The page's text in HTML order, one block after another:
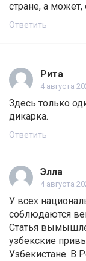
стране, а
Ответить
Рита
4 августа
Здесь только
дикарка.
Ответить
Элла
4 августа
У всех
соблюдаются
Статья
узбекские
Узбекистане. В